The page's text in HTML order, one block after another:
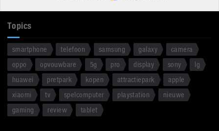
Topics
smartphone telefoon samsung galaxy
camera
oppo
opvouwbare 5g pro display sony
lg
huawei
pretpark kopen attractiepark
apple
xiaomi
tv spelcomputer playstation
nieuwe
gaming
review tablet